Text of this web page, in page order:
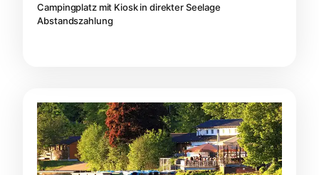
Campingplatz mit Kiosk in direkter Seelage
Abstandszahlung